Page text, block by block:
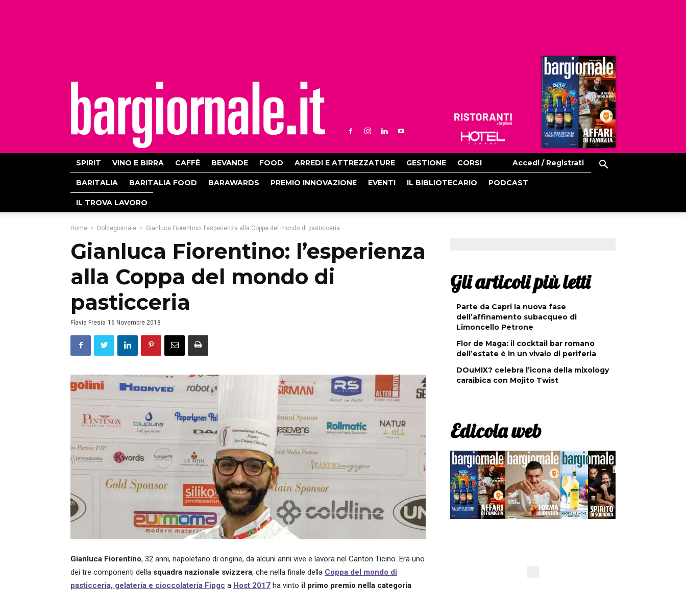
Ristoranti
Hoteldomani
SPIRIT VINO E BIRRA CAFFÈ BEVANDE FOOD ARREDI E ATTREZZATURE GESTIONE CORSI Accedi / Registrati
BARITALIA BARITALIA FOOD BARAWARDS PREMIO INNOVAZIONE EVENTI IL BIBLIOTECARIO PODCAST
IL TROVA LAVORO
Home Dolcegiornale Gianluca Fiorentino: l’esperienza alla Coppa del mondo di pasticceria
Gianluca Fiorentino: l’esperienza
alla Coppa del mondo di
pasticceria
Flavia Fresia 16 Novembre 2018
Gianluca Fiorentino, 32 anni, napoletano di origine, da alcuni anni vive e lavora nel Canton Ticino. Era uno
dei tre componenti della squadra nazionale svizzera, che nella finale della Coppa del mondo di
pasticceria, gelateria e cioccolateria Fipgc a Host 2017 ha vinto il primo premio nella categoria
Gli articoli più letti
Parte da Capri la nuova fase
dell’affinamento subacqueo di
Limoncello Petrone
Flor de Maga: il cocktail bar romano
dell’estate è in un vivaio di periferia
DOuMIX? celebra l’icona della mixology
caraibica con Mojito Twist
Edicola web